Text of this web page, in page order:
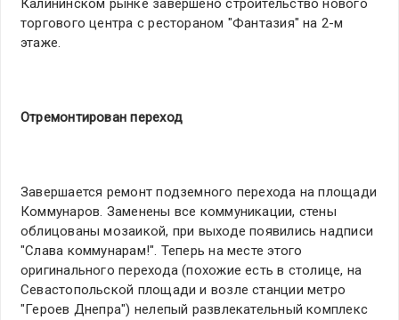
Калининском рынке завершено строительство нового
торгового центра с рестораном "Фантазия" на 2-м
этаже.
Отремонтирован переход
Завершается ремонт подземного перехода на площади
Коммунаров. Заменены все коммуникации, стены
облицованы мозаикой, при выходе появились надписи
"Слава коммунарам!". Теперь на месте этого
оригинального перехода (похожие есть в столице, на
Севастопольской площади и возле станции метро
"Героев Днепра") нелепый развлекательный комплекс